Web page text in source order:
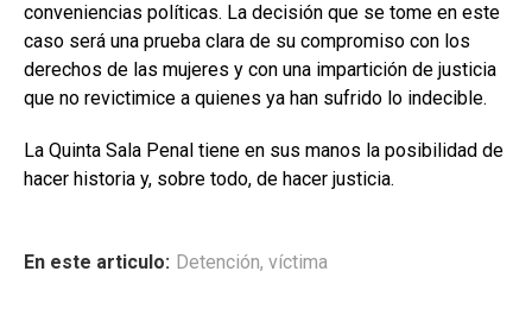
conveniencias políticas. La decisión que se tome en este
caso será una prueba clara de su compromiso con los
derechos de las mujeres y con una impartición de justicia
que no revictimice a quienes ya han sufrido lo indecible.
La Quinta Sala Penal tiene en sus manos la posibilidad de
hacer historia y, sobre todo, de hacer justicia.
En este articulo: Detención, víctima